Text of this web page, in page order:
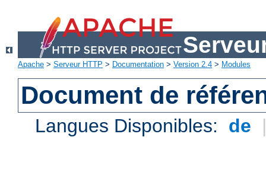
Apache > Serveur HTTP > Documentation > Version 2.4 > Modules
Document de
Langues Disponibles: de